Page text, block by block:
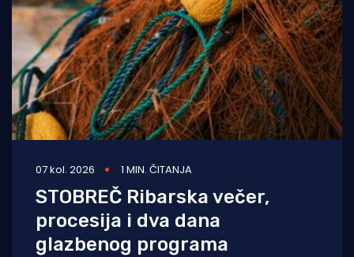
07 kol. 2026 1 MIN. ČITANJA
STOBREČ Ribarska večer,
procesija i dva dana
glazbenog programa